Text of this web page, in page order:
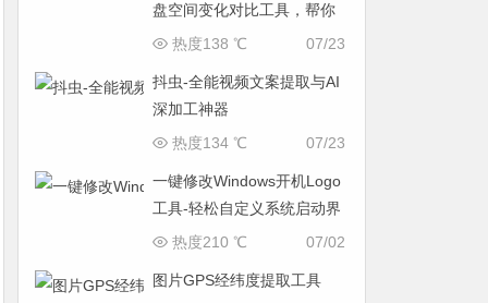
盘空间变化对比工具，帮你
找出“吃掉”空间的罪魁祸首
07/23
热度138 ℃
抖虫-全能视频文案提取与AI
深加工神器
07/23
热度134 ℃
一键修改Windows开机Logo
工具-轻松自定义系统启动界
面
07/02
热度210 ℃
图片GPS经纬度提取工具